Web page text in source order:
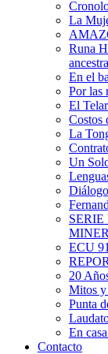
La
Runa
En el
Por las
El
Costos
La
Un
ECU
20
Mitos y
Punta
En
Contacto